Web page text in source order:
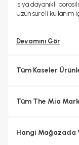
Isıya dayanıklı
Uzun süreli kullanım
Devamını Gör
Tüm Kaseler
Tüm The Mia
Hangi Mağazada